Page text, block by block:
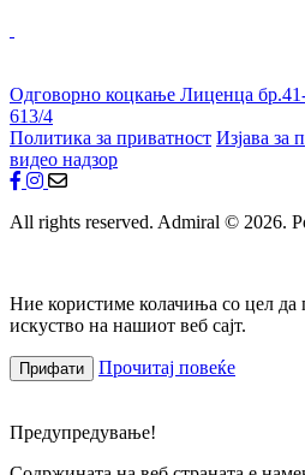
Одговорно коцкање Лиценца
613/4
Политика за приватност Изјава за
видео надзор
All rights reserved. Admiral © 2026.
Ние користиме колачиња со цел
искуство на нашиот веб сајт.
Прифати Прочитај повеќе
Предупредување!